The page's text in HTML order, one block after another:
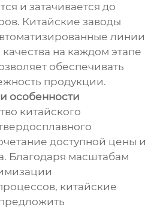
и затачивается до
Китайские заводы
линии
на каждом этапе
обеспечивать
продукции.
особенности
китайского
доступной цены и
Благодаря масштабам
китайские